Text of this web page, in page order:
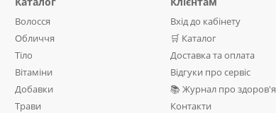
Волосся
Обличчя
Тіло
Вітаміни
Добавки
Трави
Вхід до кабінету
🛒 Каталог
Доставка та оплата
Відгуки про сервіс
📚 Журнал про здоров'я
Контакти